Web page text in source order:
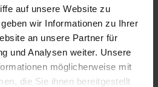
auf unsere Website zu
wir Informationen zu Ihrer
an unsere Partner für
und Analysen weiter. Unsere
möglicherweise mit
die Sie ihnen bereitgestellt
Tragen eines Kopftuchs
Schülerinnen, in der
und in der Justiz. Eingehend
Interpretation des